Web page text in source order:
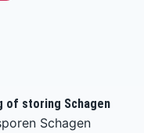
of storing Schagen
Schagen